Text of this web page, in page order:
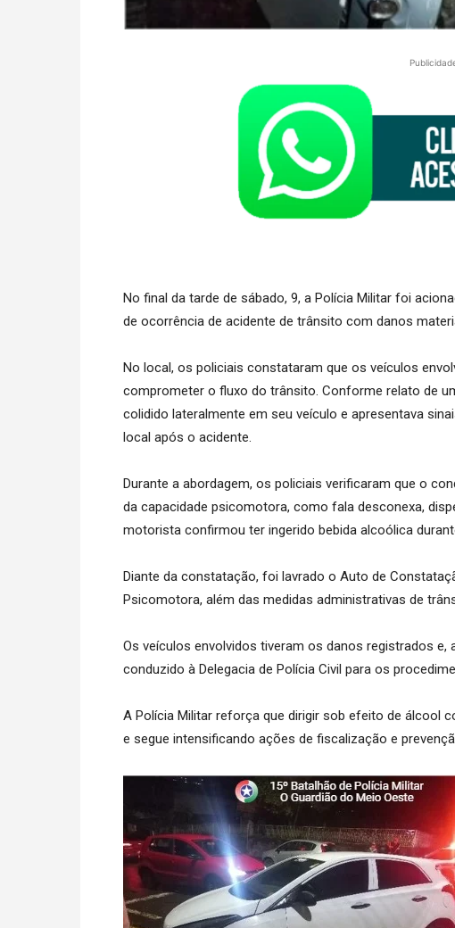
No final da tarde de sábado, 9, a Polícia Militar foi
de ocorrência de acidente de trânsito com danos
No local, os policiais constataram que os veículos
comprometer o fluxo do trânsito. Conforme relato de
colidido lateralmente em seu veículo e apresentava
local após o acidente.
Durante a abordagem, os policiais verificaram que o
da capacidade psicomotora, como fala desconexa,
motorista confirmou ter ingerido bebida alcoólica
Diante da constatação, foi lavrado o Auto de
Psicomotora, além das medidas administrativas de
Os veículos envolvidos tiveram os danos registrados
conduzido à Delegacia de Polícia Civil para os
A Polícia Militar reforça que dirigir sob efeito de álcool
e segue intensificando ações de fiscalização e